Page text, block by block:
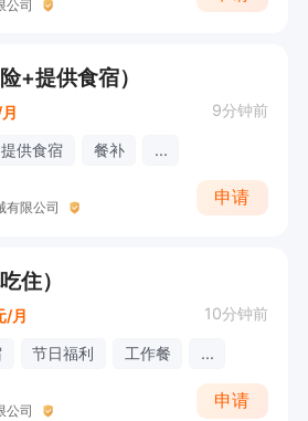
公司
+提供食宿）
9分钟前
提供食宿 餐补 ...
有限公司
申请
住）
/月 10分钟前
节日福利 工作餐 ...
公司
申请